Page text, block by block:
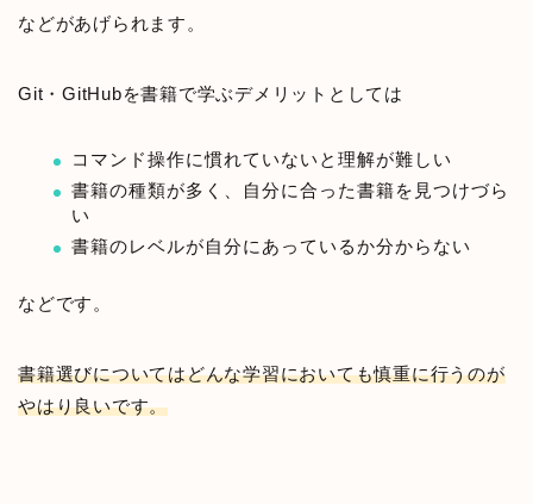
などがあげられます。
Git・GitHubを書籍で学ぶデメリットとしては
コマンド操作に慣れていないと理解が難しい
書籍の種類が多く、自分に合った書籍を見つけづら
い
書籍のレベルが自分にあっているか分からない
などです。
書籍選びについてはどんな学習においても慎重に行うのが
やはり良いです。